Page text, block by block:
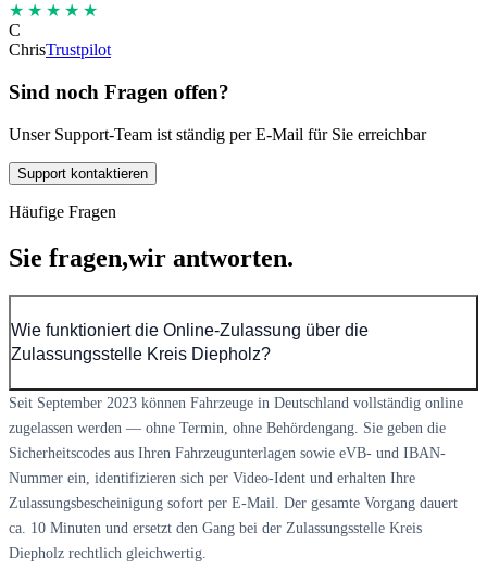
★★★★★
C
ChrisTrustpilot
Sind noch Fragen offen?
Unser Support-Team ist ständig per E-Mail für Sie erreichbar
Support kontaktieren
Häufige Fragen
Sie fragen,wir antworten.
Wie funktioniert die Online-Zulassung über die
Zulassungsstelle Kreis Diepholz?
Seit September 2023 können Fahrzeuge in Deutschland vollständig online
zugelassen werden — ohne Termin, ohne Behördengang. Sie geben die
Sicherheitscodes aus Ihren Fahrzeugunterlagen sowie eVB- und IBAN-
Nummer ein, identifizieren sich per Video-Ident und erhalten Ihre
Zulassungsbescheinigung sofort per E-Mail. Der gesamte Vorgang dauert
ca. 10 Minuten und ersetzt den Gang bei der Zulassungsstelle Kreis
Diepholz rechtlich gleichwertig.